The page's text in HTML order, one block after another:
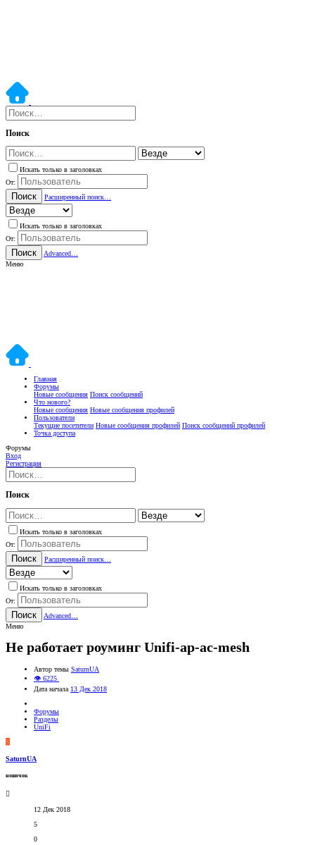
Поиск
Искать только в заголовках
От:
Поиск Расширенный поиск…
Искать только в заголовках
От:
Поиск
Advanced…
Меню
Главная
Форумы
Новые сообщения Поиск сообщений
Что нового?
Новые сообщения Новые сообщения профилей
Пользователи
Текущие посетители Новые сообщения профилей Поиск сообщений профилей
Точка доступа
Форумы
Вход
Регистрация
Поиск
Искать только в заголовках
От:
Поиск Расширенный поиск…
Искать только в заголовках
От:
Поиск
Advanced…
Меню
Не работает роуминг Unifi-ap-ac-mesh
Автор темы SaturnUA
👁 6225
Дата начала 13 Дек 2018
Форумы
Разделы
UniFi
S
SaturnUA
новичок
12 Дек 2018
5
0